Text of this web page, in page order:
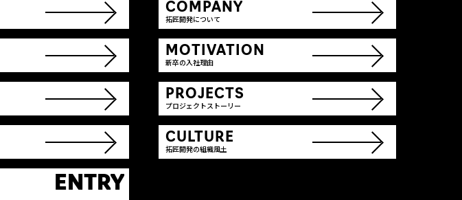
COMPANY
拓匠開発について
MOTIVATION
新卒の入社理由
PROJECTS
プロジェクトストーリー
CULTURE
拓匠開発の組織風土
ENTRY